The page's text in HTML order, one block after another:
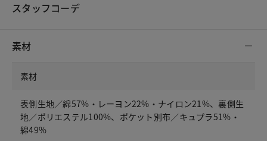
スタッフコーデ
素材
素材
表側生地／綿57%・レーヨン22%・ナイロン21%、裏側生
地／ポリエステル100%、ポケット別布／キュプラ51%・
綿49%